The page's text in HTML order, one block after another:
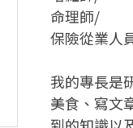
命理師/
保險從業人
我的專長是
美食、寫文